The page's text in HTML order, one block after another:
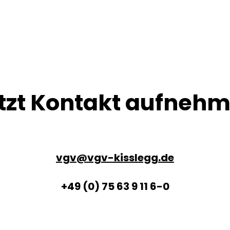
Kontakt
vgv@vgv-kisslegg.de
+49 (0) 75 63 9 11 6-0